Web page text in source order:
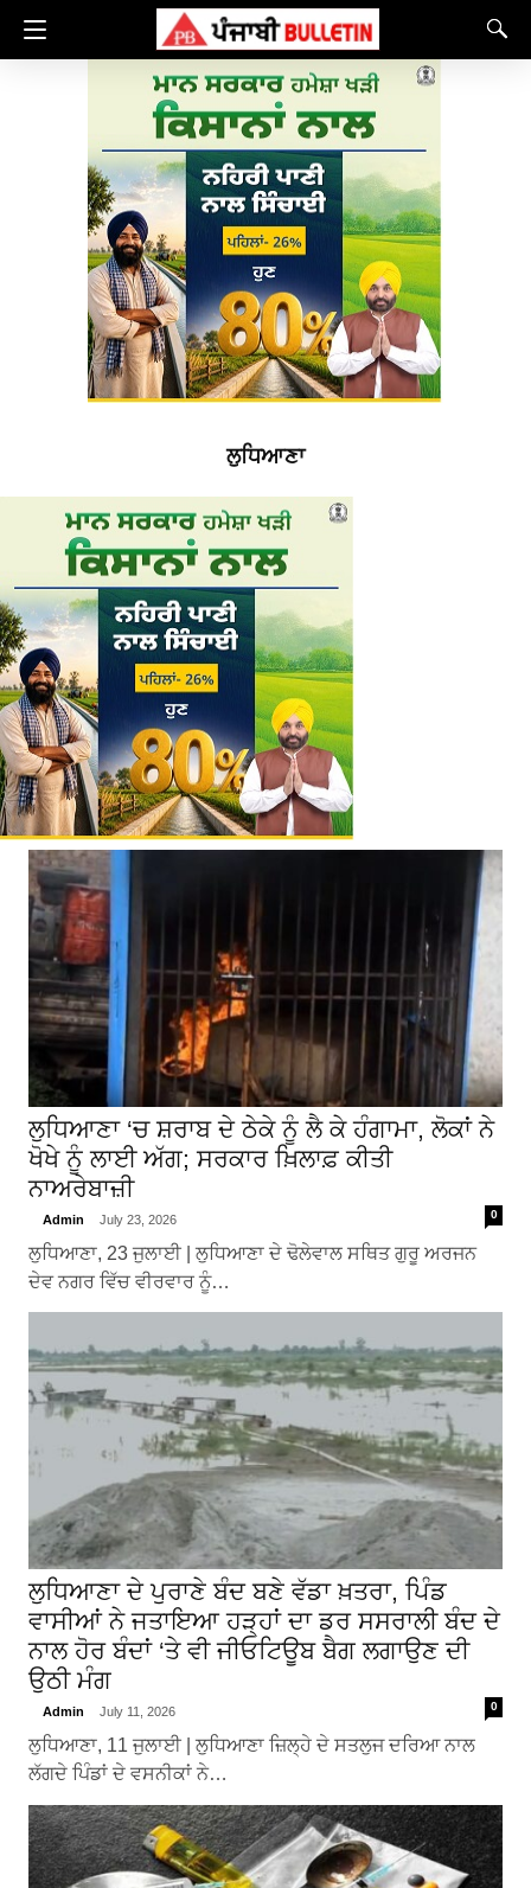
ਲੁਧਿਆਣਾ
ਲੁਧਿਆਣਾ ‘ਚ ਸ਼ਰਾਬ ਦੇ ਠੇਕੇ ਨੂੰ ਲੈ ਕੇ ਹੰਗਾਮਾ, ਲੋਕਾਂ ਨੇ
ਖੋਖੇ ਨੂੰ ਲਾਈ ਅੱਗ; ਸਰਕਾਰ ਖ਼ਿਲਾਫ਼ ਕੀਤੀ
ਨਾਅਰੇਬਾਜ਼ੀ
Admin July 23, 2026 0
ਲੁਧਿਆਣਾ, 23 ਜੁਲਾਈ | ਲੁਧਿਆਣਾ ਦੇ ਢੋਲੇਵਾਲ ਸਥਿਤ ਗੁਰੂ ਅਰਜਨ
ਦੇਵ ਨਗਰ ਵਿੱਚ ਵੀਰਵਾਰ ਨੂੰ…
ਲੁਧਿਆਣਾ ਦੇ ਪੁਰਾਣੇ ਬੰਦ ਬਣੇ ਵੱਡਾ ਖ਼ਤਰਾ, ਪਿੰਡ
ਵਾਸੀਆਂ ਨੇ ਜਤਾਇਆ ਹੜ੍ਹਾਂ ਦਾ ਡਰ ਸਸਰਾਲੀ ਬੰਦ ਦੇ
ਨਾਲ ਹੋਰ ਬੰਦਾਂ ‘ਤੇ ਵੀ ਜੀਓਟਿਊਬ ਬੈਗ ਲਗਾਉਣ ਦੀ
ਉਠੀ ਮੰਗ
Admin July 11, 2026 0
ਲੁਧਿਆਣਾ, 11 ਜੁਲਾਈ | ਲੁਧਿਆਣਾ ਜ਼ਿਲ੍ਹੇ ਦੇ ਸਤਲੁਜ ਦਰਿਆ ਨਾਲ
ਲੱਗਦੇ ਪਿੰਡਾਂ ਦੇ ਵਸਨੀਕਾਂ ਨੇ…